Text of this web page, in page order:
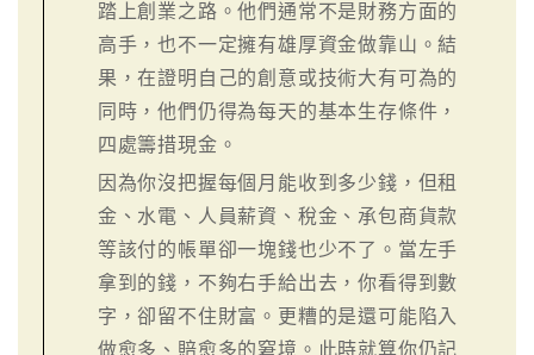
踏上創業之路。他們通常不是財務方面的
高手，也不一定擁有雄厚資金做靠山。結
果，在證明自己的創意或技術大有可為的
同時，他們仍得為每天的基本生存條件，
四處籌措現金。
因為你沒把握每個月能收到多少錢，但租
金、水電、人員薪資、稅金、承包商貨款
等該付的帳單卻一塊錢也少不了。當左手
拿到的錢，不夠右手給出去，你看得到數
字，卻留不住財富。更糟的是還可能陷入
做愈多、賠愈多的窘境。此時就算你仍記